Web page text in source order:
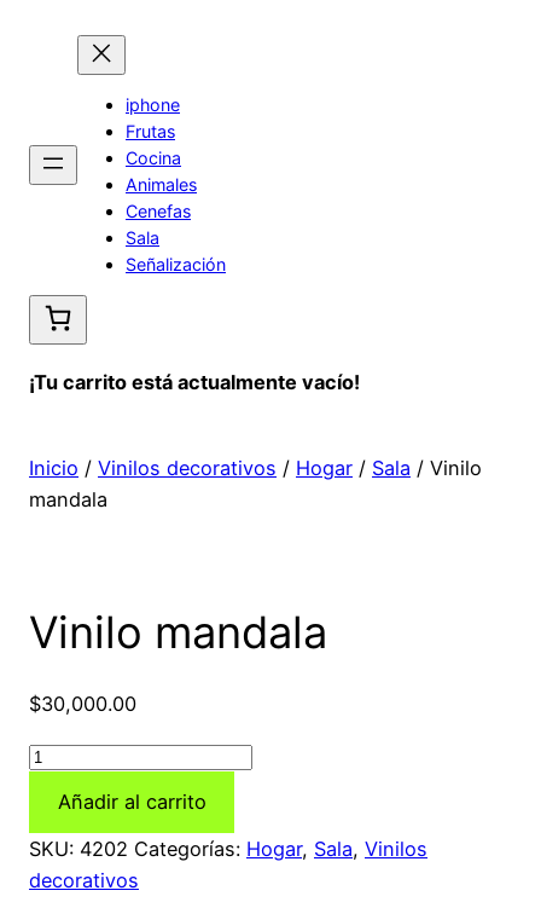
contenido
iphone
Frutas
Cocina
Animales
Cenefas
Sala
Señalización
¡Tu carrito está actualmente vacío!
Inicio / Vinilos decorativos / Hogar / Sala / Vinilo
mandala
Vinilo mandala
$30,000.00
Vinilo
cantidad
Añadir al carrito
SKU: 4202 Categorías: Hogar, Sala, Vinilos
decorativos